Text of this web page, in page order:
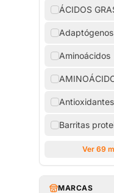
ÁCIDOS
Adaptógenos
Aminoácidos
Antioxidantes
Barritas
Ver 69
MARCAS